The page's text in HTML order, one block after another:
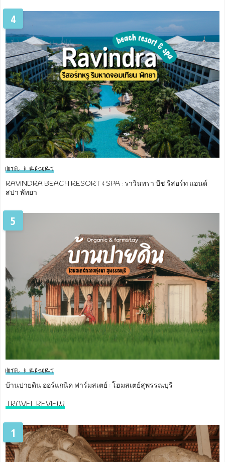
4
HOTEL & RESORT
RAVINDRA BEACH RESORT & SPA : ราวินทรา บีช รีสอร์ท แอนด์
สปา พัทยา
5
HOTEL & RESORT
บ้านปายดิน ออร์แกนิค ฟาร์มสเตย์ : โฮมสเตย์สุพรรณบุรี
TRAVEL REVIEW
1